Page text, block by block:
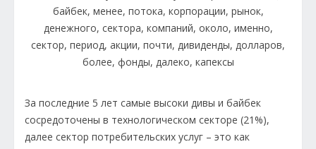
За последние 5 лет самые высоки дивы и байбек
сосредоточены в технологическом секторе (21%),
далее сектор потребительских услуг – это как